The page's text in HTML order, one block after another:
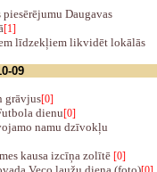
Daugavas
[1]
līdzekļiem likvidēt lokālās
09
grāvjus[0]
dienu[0]
namu dzīvokļu
kausa izcīņa zolītē [0]